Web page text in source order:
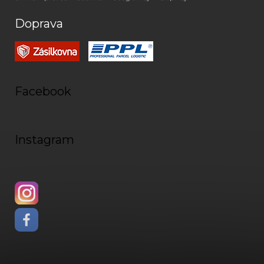
Doprava
Facebook
Instagram